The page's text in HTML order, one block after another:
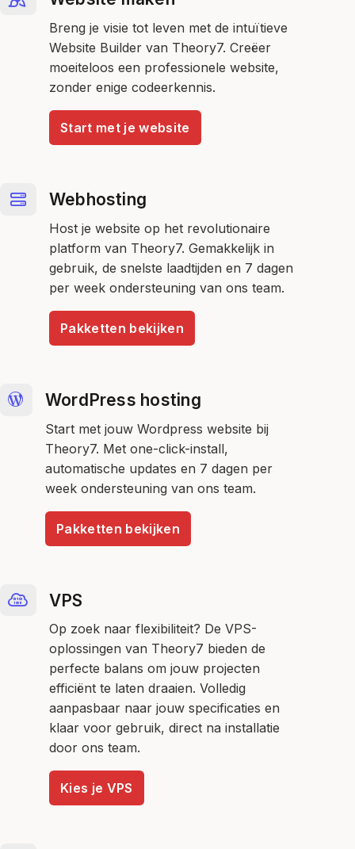
Breng je visie tot leven met de intuïtieve
Website Builder van Theory7. Creëer
moeiteloos een professionele website,
zonder enige codeerkennis.
Start met je website
Webhosting
Host je website op het revolutionaire
platform van Theory7. Gemakkelijk in
gebruik, de snelste laadtijden en 7 dagen
per week ondersteuning van ons team.
Pakketten bekijken
WordPress hosting
Start met jouw Wordpress website bij
Theory7. Met one-click-install,
automatische updates en 7 dagen per
week ondersteuning van ons team.
Pakketten bekijken
VPS
Op zoek naar flexibiliteit? De VPS-
oplossingen van Theory7 bieden de
perfecte balans om jouw projecten
efficiënt te laten draaien. Volledig
aanpasbaar naar jouw specificaties en
klaar voor gebruik, direct na installatie
door ons team.
Kies je VPS